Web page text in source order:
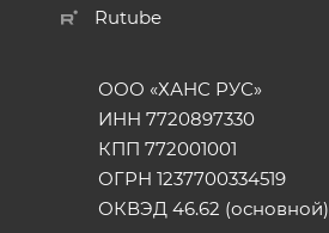
Rutube
ООО «ХАНС РУС»
ИНН 7720897330
КПП 772001001
ОГРН 1237700334519
ОКВЭД 46.62 (основной)